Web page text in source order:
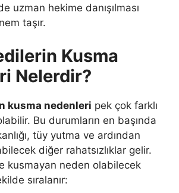
uzman hekime danışılması
taşır.
Kusma
Nelerdir?
kusma nedenleri pek çok farklı
Bu durumların en başında
tüy yutma ve ardından
diğer rahatsızlıklar gelir.
kusmayan neden olabilecek
sıralanır: